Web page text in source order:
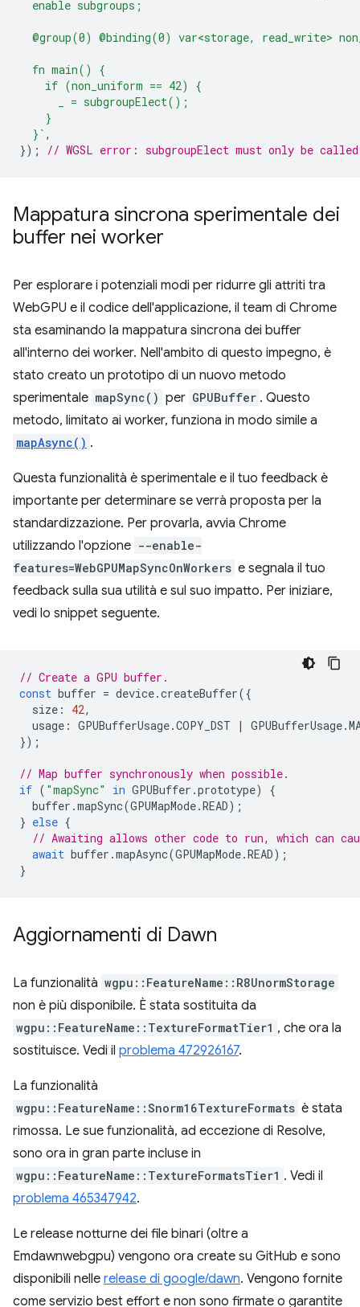
  enable subgroups;
@group(0) @binding(0) var<storage, read_write>
  fn main() {
    if (non_uniform == 42) {
      _ = subgroupElect();
    }
  }`
,
});
// WGSL error: subgroupElect must only be
Mappatura sincrona sperimentale dei
buffer nei worker
Per esplorare i potenziali modi per ridurre gli attriti tra
WebGPU e il codice dell'applicazione, il team di Chrome
sta esaminando la mappatura sincrona dei buffer
all'interno dei worker. Nell'ambito di questo impegno, è
stato creato un prototipo di un nuovo metodo
sperimentale mapSync() per GPUBuffer . Questo
metodo, limitato ai worker, funziona in modo simile a
mapAsync() .
Questa funzionalità è sperimentale e il tuo feedback è
importante per determinare se verrà proposta per la
standardizzazione. Per provarla, avvia Chrome
utilizzando l'opzione --enable-
features=WebGPUMapSyncOnWorkers e segnala il tuo
feedback sulla sua utilità e sul suo impatto. Per iniziare,
vedi lo snippet seguente.
// Create a GPU buffer.
const buffer = device.createBuffer({
size : 42,
usage : GPUBufferUsage.COPY_DST | GPUBufferUsage.
});
// Map buffer synchronously when possible.
if ( "mapSync" in GPUBuffer .prototype)
{
buffer .mapSync(GPUMapMode.READ);
} else {
// Awaiting allows other code to run, which can
await buffer .mapAsync(GPUMapMode.READ);
}
Aggiornamenti di Dawn
La funzionalità wgpu::FeatureName::R8UnormStorage
non è più disponibile. È stata sostituita da
wgpu::FeatureName::TextureFormatTier1 , che ora la
sostituisce. Vedi il problema 472926167.
La funzionalità
wgpu::FeatureName::Snorm16TextureFormats è stata
rimossa. Le sue funzionalità, ad eccezione di Resolve,
sono ora in gran parte incluse in
wgpu::FeatureName::TextureFormatsTier1 . Vedi il
problema 465347942.
Le release notturne dei file binari (oltre a
Emdawnwebgpu) vengono ora create su GitHub e sono
disponibili nelle release di google/dawn. Vengono fornite
come servizio best effort e non sono firmate o garantite